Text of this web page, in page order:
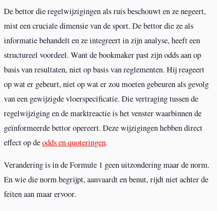
De bettor die regelwijzigingen als ruis beschouwt en ze negeert,
mist een cruciale dimensie van de sport. De bettor die ze als
informatie behandelt en ze integreert in zijn analyse, heeft een
structureel voordeel. Want de bookmaker past zijn odds aan op
basis van resultaten, niet op basis van reglementen. Hij reageert
op wat er gebeurt, niet op wat er zou moeten gebeuren als gevolg
van een gewijzigde vloerspecificatie. Die vertraging tussen de
regelwijziging en de marktreactie is het venster waarbinnen de
geïnformeerde bettor opereert. Deze wijzigingen hebben direct
effect op deodds en quoteringen.
Verandering is in de Formule 1 geen uitzondering maar de norm.
En wie die norm begrijpt, aanvaardt en benut, rijdt niet achter de
feiten aan maar ervoor.